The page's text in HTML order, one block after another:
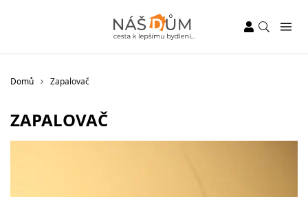
Domů Zapalovač
ZAPALOVAČ